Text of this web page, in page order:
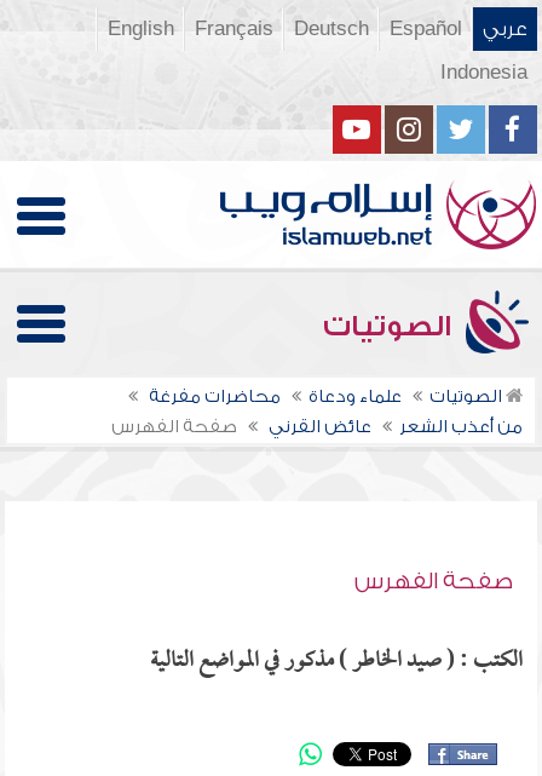
عربي Español
Deutsch
Français
English
Indonesia
الصوتيات
الصوتيات علماء ودعاة
محاضرات مفرغة
من أعذب الشعر
عائض القرني صفحة الفهرس
صفحة الفهرس
الكتب : ( صيد الخاطر ) مذكور في المواضع التالية